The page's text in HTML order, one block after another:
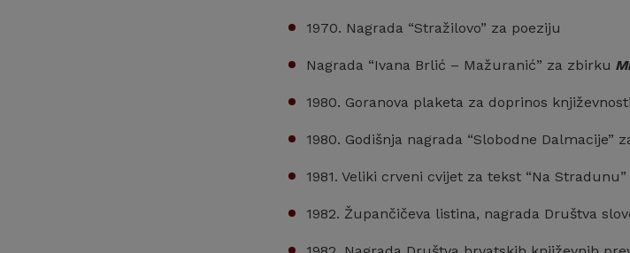
1970. Nagrada “Stražilovo” za poeziju
Nagrada “Ivana Brlić – Mažuranić” za zbirku
1980. Goranova plaketa za doprinos
1980. Godišnja nagrada “Slobodne Dalmacije”
1981. Veliki crveni cvijet za tekst “Na
1982. Župančičeva listina, nagrada Društva